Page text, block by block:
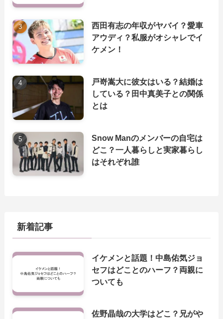
西田有志の年収がヤバイ？愛車
アウディ？私服がオシャレでイ
ケメン！
戸嵜嵩大に彼女はいる？結婚は
している？田中真美子との関係
とは
Snow Manのメンバーの自宅は
どこ？一人暮らしと実家暮らし
はそれぞれ誰
新着記事
イケメンと話題！中島佑気ジョ
セフはどことのハーフ？両親に
ついても
佐野晶哉の大学はどこ？兄がや